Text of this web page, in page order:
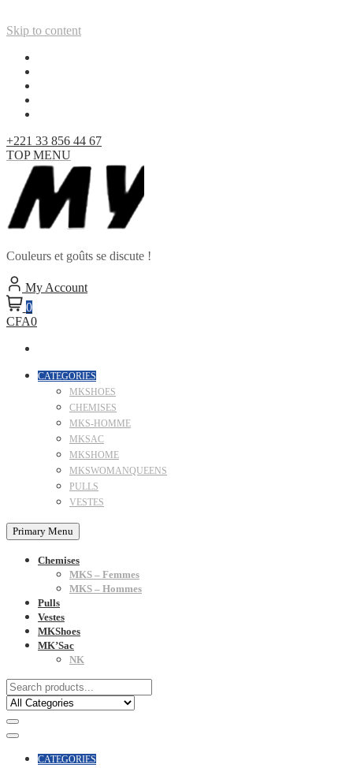
Skip to content
+221 33 856 44 67
TOP MENU
Couleurs et goûts se discute !
My Account
0
CFA0
CATEGORIES
MKSHOES
CHEMISES
MKS-HOMME
MKSAC
MKSHOME
MKSWOMANQUEENS
PULLS
VESTES
Primary Menu
Chemises
MKS – Femmes
MKS – Hommes
Pulls
Vestes
MKShoes
MK’Sac
NK
CATEGORIES